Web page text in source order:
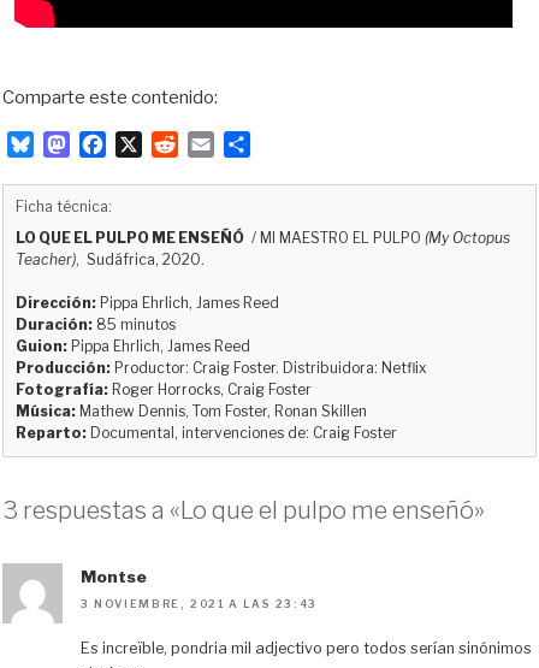
Comparte este contenido:
u
s
y
M
o
o
n
b
o
k
X
i
l
a
t
Ficha técnica:
LO QUE EL PULPO ME ENSEÑÓ / MI MAESTRO EL PULPO (My Octopus
Teacher), Sudáfrica, 2020.
Dirección: Pippa Ehrlich, James Reed
Duración: 85 minutos
Guion: Pippa Ehrlich, James Reed
Producción: Productor: Craig Foster. Distribuidora: Netflix
Fotografía: Roger Horrocks, Craig Foster
Música: Mathew Dennis, Tom Foster, Ronan Skillen
Reparto: Documental, intervenciones de: Craig Foster
3 respuestas a «Lo que el pulpo me enseñó»
Montse
3 NOVIEMBRE, 2021 A LAS 23:43
Es increïble, pondria mil adjectivo pero todos serían sinónimos